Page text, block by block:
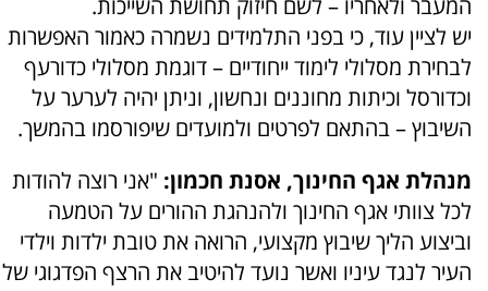
המעבר ולאחריו – לשם חיזוק תחושת השייכות.
יש לציין עוד, כי בפני התלמידים נשמרה כאמור האפשרות
לבחירת מסלולי לימוד ייחודיים – דוגמת מסלולי כדורעף
וכדורסל וכיתות מחוננים ונחשון, וניתן יהיה לערער על
השיבוץ – בהתאם לפרטים ולמועדים שיפורסמו בהמשך.
מנהלת אגף החינוך, אסנת חכמון: "אני רוצה להודות
לכל צוותי אגף החינוך ולהנהגת ההורים על הטמעה
וביצוע הליך שיבוץ מקצועי, הרואה את טובת ילדות וילדי
העיר לנגד עיניו ואשר נועד להיטיב את הרצף הפדגוגי של